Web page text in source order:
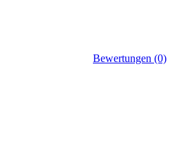
Bewertungen (0)